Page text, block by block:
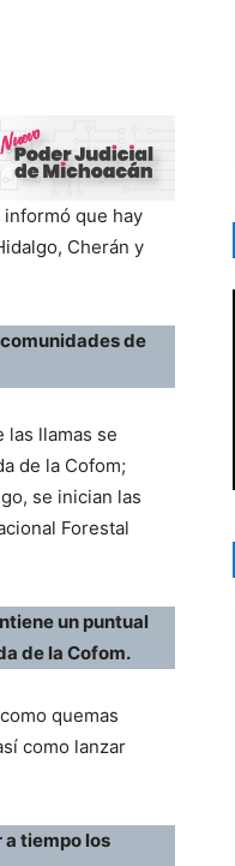
informó que hay
Cherán y
de
llamas se
de la Cofom;
se inician las
Forestal
un puntual
de la Cofom.
quemas
como lanzar
a tiempo los